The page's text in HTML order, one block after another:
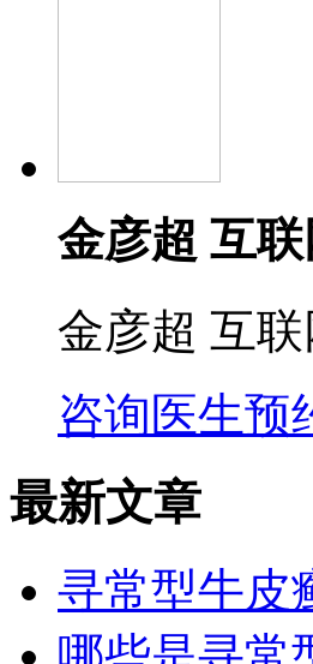
金彦超 互
金彦超 互
咨询医生预
最新文章
寻常型牛皮